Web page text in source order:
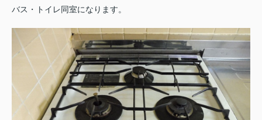
バス・トイレ同室になります。